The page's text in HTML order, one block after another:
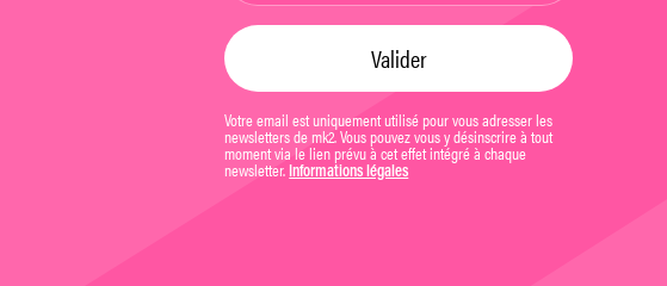
Votre email est uniquement utilisé pour vous adresser les
newsletters de mk2. Vous pouvez vous y désinscrire à tout
moment via le lien prévu à cet effet intégré à chaque
newsletter. Informations légales